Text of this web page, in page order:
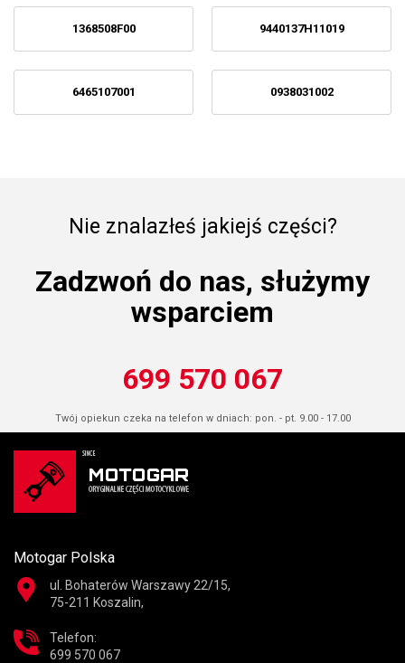
1368508F00 9440137H11019
6465107001 0938031002
Nie znalazłeś jakiejś części?
Zadzwoń do nas, służymy
wsparciem
699 570 067
Twój opiekun czeka na telefon w dniach: pon. - pt. 9.00 - 17.00
Motogar Polska
ul. Bohaterów Warszawy 22/15,
75-211 Koszalin,
Telefon:
699 570 067